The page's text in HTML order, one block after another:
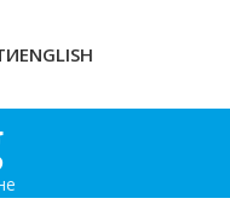
ENGLISH